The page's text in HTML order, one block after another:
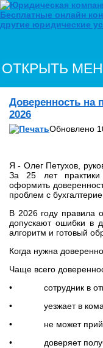
ОТКРЫТЬ
Доверенность на
2026
Обновлено
Я - Олег Петухов,
За 25 лет
оформить
проблем с
В 2026 году правила
допускают ошибки в
алгоритм и готовый
Когда нужна
Чаще всего
• сотрудник в
• уезжает в
• не может прийти
• доверяет